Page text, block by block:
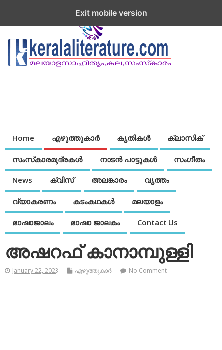
Home എഴുത്തുകാര്‍ കൃതികൾ ക്ലാസിക്
സംസ്‌കാരമുദ്രകള്‍ നാടന്‍ പാട്ടുകള്‍ സംഗീതം
News ക്വിസ് അലങ്കാരം വൃത്തം
വ്യാകരണം കടംകഥകള്‍ മലയാളം
ഭാഷാജാലം ഭാഷാ ജാലകം Contact Us
അഷറഫ് കാനാമ്പുള്ളി
January 22, 2023 എഴുത്തുകാര്‍ No Comment
Exit mobile version